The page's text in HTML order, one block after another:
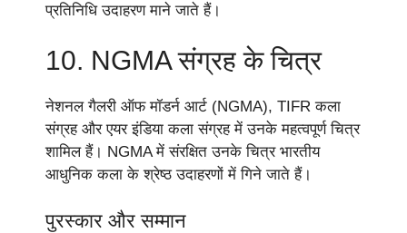
प्रतिनिधि उदाहरण माने जाते हैं।
10. NGMA संग्रह के चित्र
नेशनल गैलरी ऑफ मॉडर्न आर्ट (NGMA), TIFR कला
संग्रह और एयर इंडिया कला संग्रह में उनके महत्वपूर्ण चित्र
शामिल हैं। NGMA में संरक्षित उनके चित्र भारतीय
आधुनिक कला के श्रेष्ठ उदाहरणों में गिने जाते हैं।
पुरस्कार और सम्मान